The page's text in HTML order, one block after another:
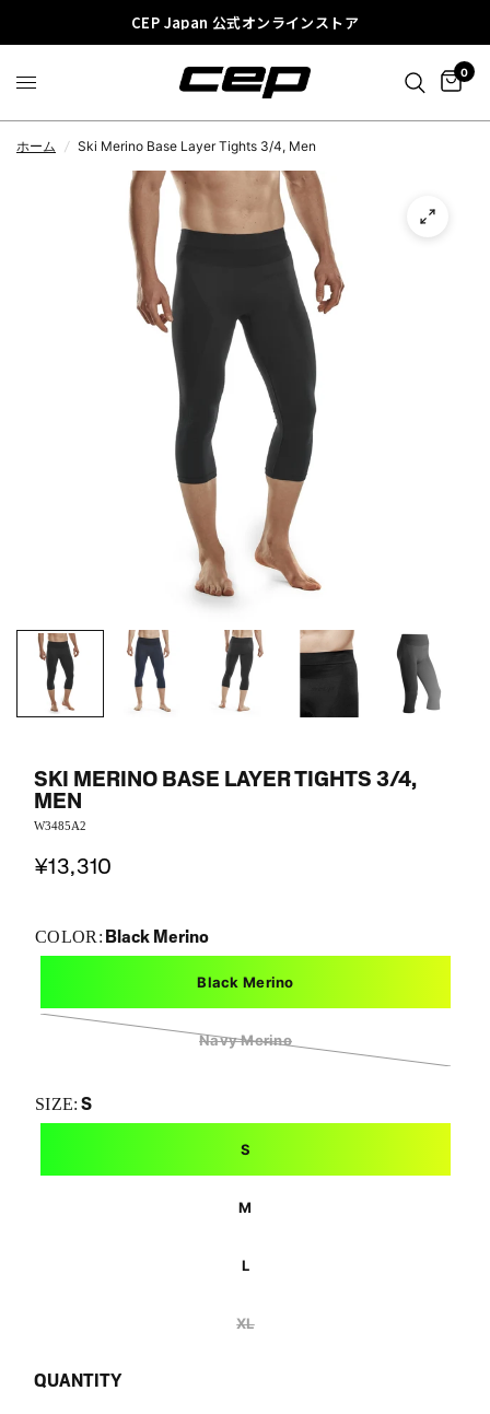
CEP Japan 公式オンラインストア
0
ホーム / Ski Merino Base Layer Tights 3/4, Men
SKI MERINO BASE LAYER TIGHTS 3/4,
MEN
W3485A2
¥13,310
COLOR: Black Merino
Black Merino
Navy Merino
SIZE: S
S
M
L
XL
QUANTITY